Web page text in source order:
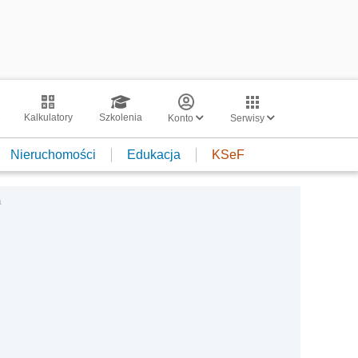
Kalkulatory Szkolenia Konto Serwisy
Nieruchomości Edukacja KSeF